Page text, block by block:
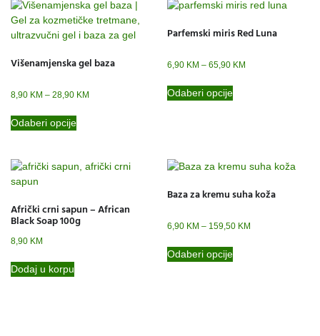
Višenamjenska gel baza
8,90 KM – 28,90 KM
Odaberi opcije
Parfemski miris Red Luna
6,90 KM – 65,90 KM
Odaberi opcije
Afrički crni sapun – African
Black Soap 100g
8,90 KM
Dodaj u korpu
Baza za kremu suha koža
6,90 KM – 159,50 KM
Odaberi opcije